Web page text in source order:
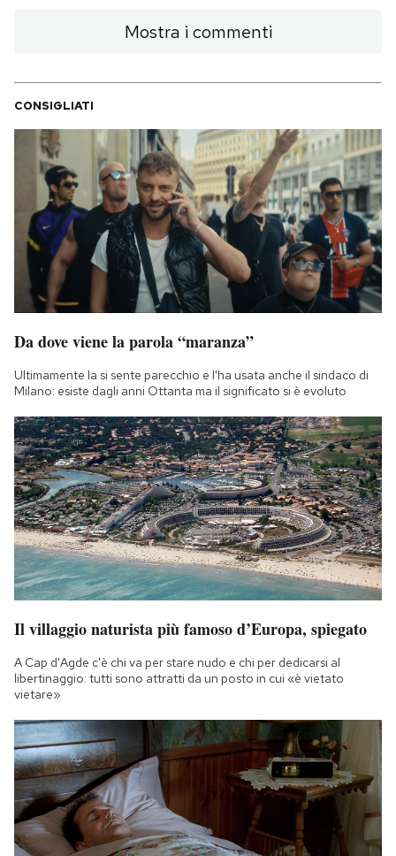
Mostra i commenti
CONSIGLIATI
Da dove viene la parola “maranza”
Ultimamente la si sente parecchio e l'ha usata anche il sindaco di
Milano: esiste dagli anni Ottanta ma il significato si è evoluto
Il villaggio naturista più famoso d’Europa, spiegato
A Cap d'Agde c'è chi va per stare nudo e chi per dedicarsi al
libertinaggio: tutti sono attratti da un posto in cui «è vietato
vietare»